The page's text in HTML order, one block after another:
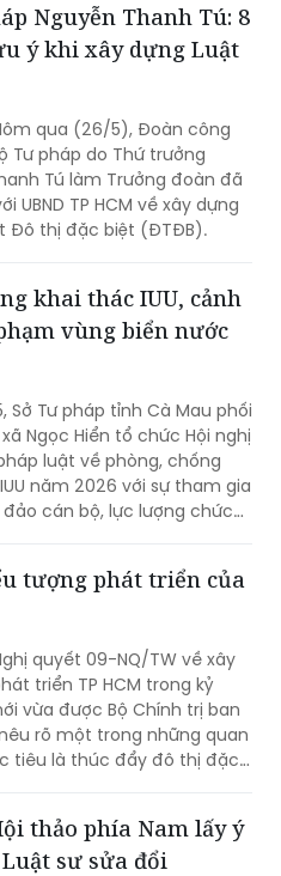
Nguyễn Thanh Tú: 8
ý khi xây dựng Luật
qua (26/5), Đoàn công
Tư pháp do Thứ trưởng
Tú làm Trưởng đoàn đã
UBND TP HCM về xây dựng
Đô thị đặc biệt (ĐTĐB).
khai thác IUU, cảnh
vùng biển nước
Sở Tư pháp tỉnh Cà Mau phối
xã Ngọc Hiển tổ chức Hội nghị
luật về phòng, chống
năm 2026 với sự tham gia
cán bộ, lực lượng chức
tượng phát triển của
quyết 09-NQ/TW về xây
triển TP HCM trong kỷ
vừa được Bộ Chính trị ban
rõ một trong những quan
tiêu là thúc đẩy đô thị đặc
thế kỷ XXI; nơi hội tụ khát
năng lực cạnh tranh
thảo phía Nam lấy ý
sư sửa đổi